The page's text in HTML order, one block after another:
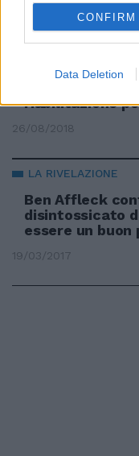
CONFIRM
Data Deletion
riabilitazione
26/08/2018
LA RIVELAZIONE
Ben Affleck
disintossicato
essere un buon
19/03/2017